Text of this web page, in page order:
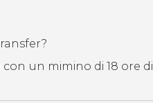
un mimino di 18 ore di